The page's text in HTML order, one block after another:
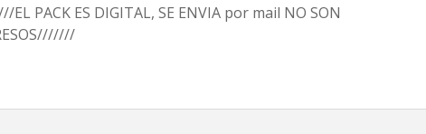
PACK ES DIGITAL, SE ENVIA por mail NO SON